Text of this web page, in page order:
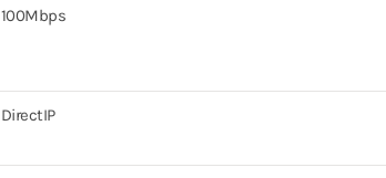
100Mbps
DirectIP